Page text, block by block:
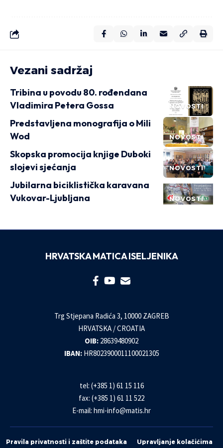
Vezani sadržaj
NOVOSTI
Tribina u povodu 80. rođendana
Vladimira Petera Gossa
NOVOSTI
Predstavljena monografija o Mili
Wod
NOVOSTI
Skopska promocija knjige Duboki
slojevi sjećanja
NOVOSTI
Jubilarna biciklistička karavana
Vukovar-Ljubljana
HRVATSKA MATICA ISELJENIKA
Trg Stjepana Radića 3, 10000 ZAGREB
HRVATSKA / CROATIA
OIB: 28639480902
IBAN: HR8023900011100021305
tel: (+385 1) 61 15 116
fax: (+385 1) 61 11 522
E-mail: hmi-info@matis.hr
Pravila privatnosti i zaštite podataka Upravljanje kolačićima